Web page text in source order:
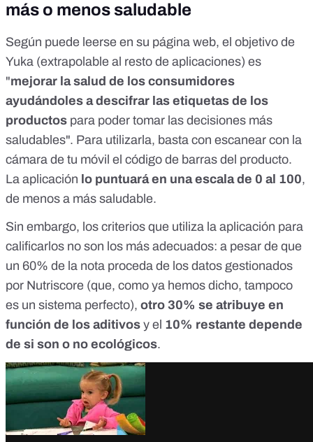
más o menos saludable
Según puede leerse en su página web, el objetivo de
Yuka (extrapolable al resto de aplicaciones) es
"mejorar la salud de los consumidores
ayudándoles a descifrar las etiquetas de los
productos para poder tomar las decisiones más
saludables". Para utilizarla, basta con escanear con la
cámara de tu móvil el código de barras del producto.
La aplicación lo puntuará en una escala de 0 al 100,
de menos a más saludable.
Sin embargo, los criterios que utiliza la aplicación para
calificarlos no son los más adecuados: a pesar de que
un 60% de la nota proceda de los datos gestionados
por Nutriscore (que, como ya hemos dicho, tampoco
es un sistema perfecto), otro 30% se atribuye en
función de los aditivos y el 10% restante depende
de si son o no ecológicos.